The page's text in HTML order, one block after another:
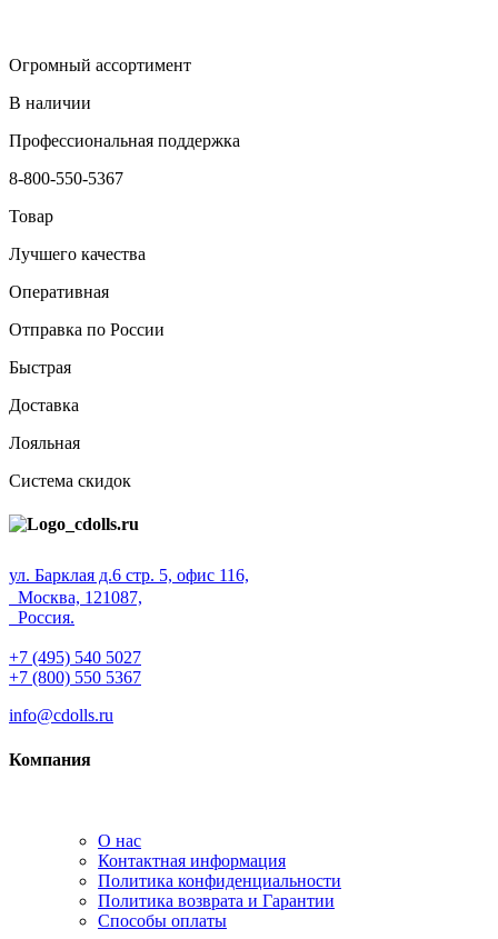
Огромный ассортимент
В наличии
Профессиональная поддержка
8-800-550-5367
Товар
Лучшего качества
Оперативная
Отправка по России
Быстрая
Доставка
Лояльная
Система скидок
ул. Барклая д.6 стр. 5, офис 116,
Москва, 121087,
Россия.
+7 (495) 540 5027
+7 (800) 550 5367
info@cdolls.ru
Компания
О нас
Контактная информация
Политика конфиденциальности
Политика возврата и Гарантии
Способы оплаты